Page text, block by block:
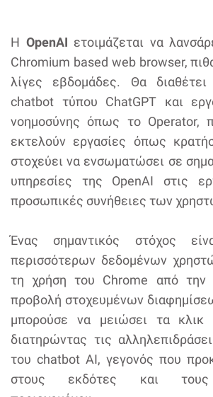
Η OpenAI ετοιμάζεται να
Chromium based web browser,
λίγες εβδομάδες. Θα
chatbot τύπου ChatGPT και
νοημοσύνης όπως το Operator,
εκτελούν εργασίες όπως
στοχεύει να ενσωματώσει σε
υπηρεσίες της OpenAI στις
προσωπικές συνήθειες των
Ένας σημαντικός στόχος
περισσότερων δεδομένων
τη χρήση του Chrome από την
προβολή στοχευμένων
μπορούσε να μειώσει τα κλικ
διατηρώντας τις
του chatbot AI, γεγονός που
στους εκδότες και τους